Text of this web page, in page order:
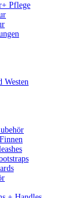
Pflege
Westen